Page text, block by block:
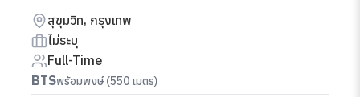
สุขุมวิท, กรุงเทพ
ไม่ระบุ
Full-Time
BTSพร้อมพงษ์ (550 เมตร)